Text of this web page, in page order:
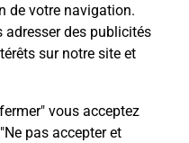
de votre navigation.
adresser des publicités
sur notre site et
vous acceptez
pas accepter et
la
?